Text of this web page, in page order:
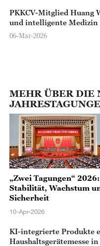
PKKCV-Mitglied Huang
und intelligente Medizin
06-Mar-2026
MEHR ÜBER DIE
„Zwei Tagungen“ 2026:
Stabilität, Wachstum
Sicherheit
10-Apr-2026
KI-integrierte Produkte
Haushaltsgerätemesse in